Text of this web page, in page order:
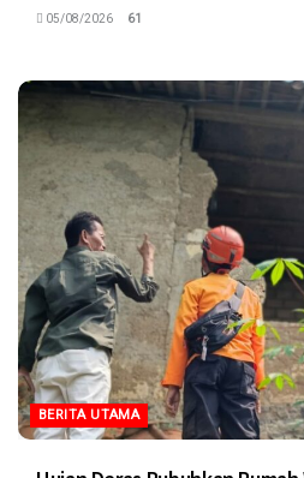
05/08/2026 61
BERITA UTAMA